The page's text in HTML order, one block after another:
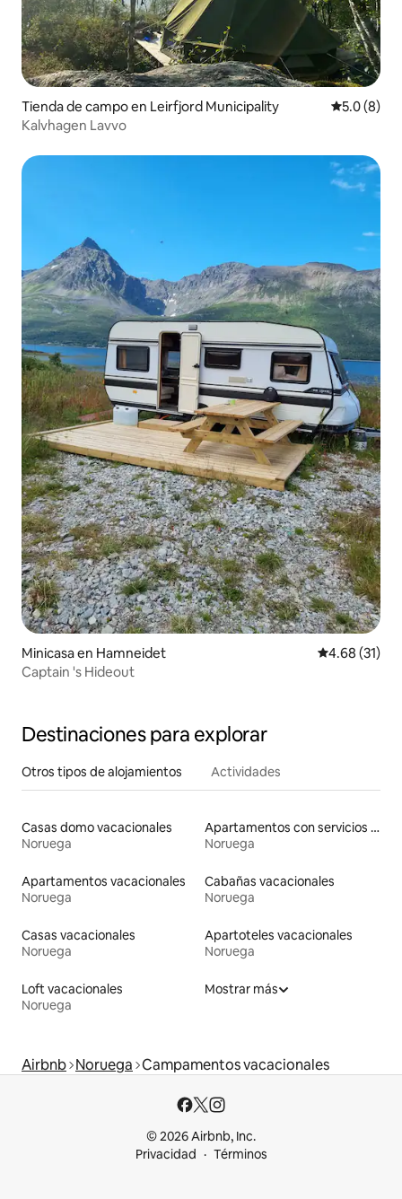
Tienda de campo en Leirfjord Municipality
5.0 (8)
Kalvhagen Lavvo
Minicasa en Hamneidet Calificación
4.68 (31)
Captain 's Hideout
Destinaciones para explorar
Otros tipos de alojamientos Actividades
Casas domo vacacionales
Noruega
Apartamentos con servicios incluidos vacacionales
Noruega
Apartamentos vacacionales
Noruega
Cabañas vacacionales
Noruega
Casas vacacionales
Noruega
Apartoteles vacacionales
Noruega
Loft vacacionales
Noruega
Mostrar más
Airbnb Noruega Campamentos vacacionales
© 2026 Airbnb, Inc.
Privacidad
Términos